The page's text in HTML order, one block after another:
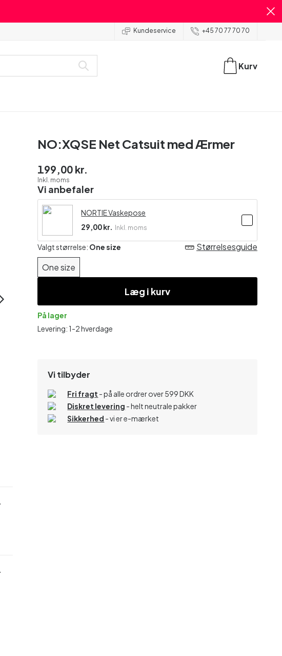
Kundeservice +45 70 77 70 70
Kurv
NO:XQSE Net Catsuit med Ærmer
199,00 kr.
Inkl. moms
Vi anbefaler
NORTIE Vaskepose
29,00 kr.
Inkl. moms
Valgt størrelse: One size
One size
Størrelsesguide
Læg i kurv
På lager
Levering: 1-2 hverdage
Vi tilbyder
Fri fragt - på alle ordrer over 599 DKK
Diskret levering - helt neutrale pakker
Sikkerhed - vi er e-mærket